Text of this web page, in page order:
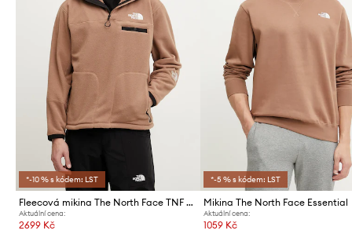
*-10 % s kódem: LST
Fleecová mikina The North Face TNF X NSE
Aktuální cena:
2699 Kč
*-5 % s kódem: LST
Mikina The North Face Essential
Aktuální cena:
1059 Kč